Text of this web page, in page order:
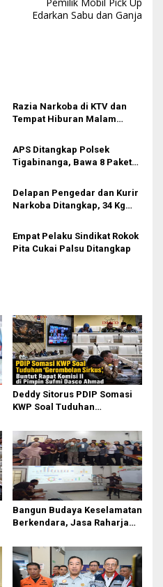
Pemilik Mobil Pick Up
Edarkan Sabu dan Ganja
Razia Narkoba di KTV dan
Tempat Hiburan Malam
APS Ditangkap Polsek
Tigabinanga, Bawa 8 Paket
Delapan Pengedar dan Kurir
Narkoba Ditangkap, 34 Kg
Empat Pelaku Sindikat Rokok
Pita Cukai Palsu Ditangkap
Deddy Sitorus PDIP Somasi
KWP Soal Tuduhan
Rapat Komisi II Dipimpin
Sufmi Dasco Ahmad
Bangun Budaya Keselamatan
Berkendara, Jasa Raharja
Pasifik Medan Industri